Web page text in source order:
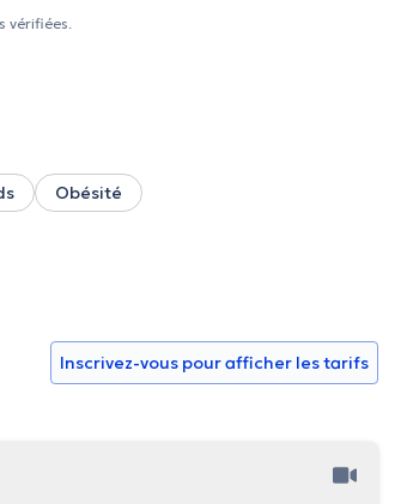
dans les magazines. Ce sera aussi le
Elle consulte au centre Louise Santé et
Ath & Soignies.
vérifiées.
Obésité
Inscrivez-vous pour afficher les tarifs